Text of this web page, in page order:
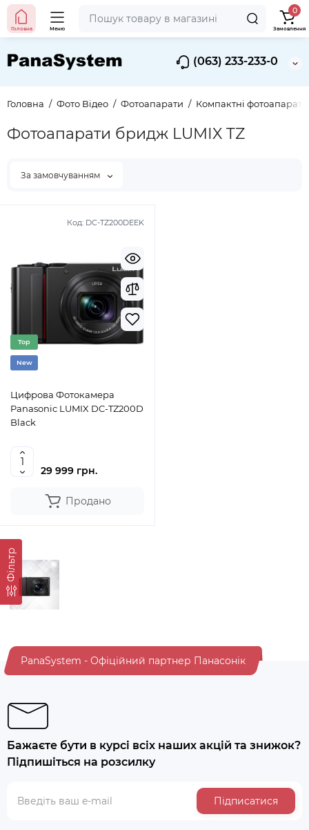
(063) 233-233-0
Головна Меню
0
Замовлення
Головна Фото Вiдео Фотоапарати Компактні
Фільтр
Фотоапарати бридж LUMIX TZ
За замовчуванням
Код: DC-TZ200DEEK
Top
New
Цифрова Фотокамера
Panasonic LUMIX DC-TZ200D
Black
29 999 грн.
Продано
PanaSystem - Офіційний партнер Панасонік
Бажаєте бути в курсі всіх наших акцій та знижок?
Підпишіться на розсилку
Підписатися